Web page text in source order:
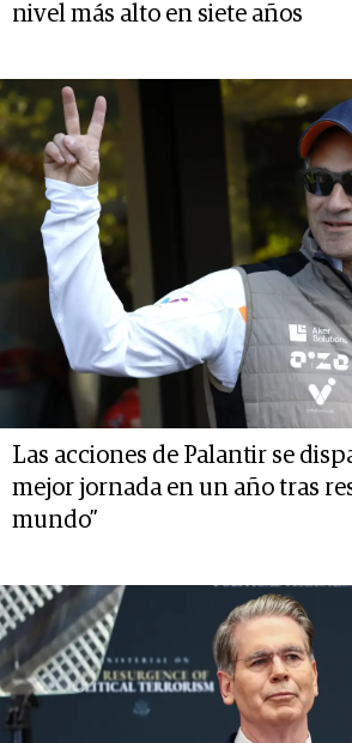
nivel más alto en siete años
Las acciones de Palantir se
mejor jornada en un año tras
mundo”